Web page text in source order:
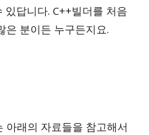
있답니다. C++빌더를 처음
은 분이든 누구든지요.
아래의 자료들을 참고해서